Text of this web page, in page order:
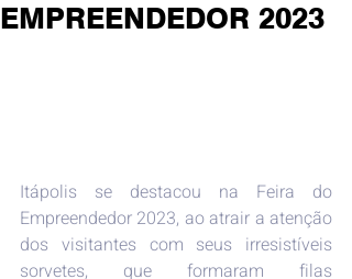
EMPREENDEDOR 2023
Itápolis se destacou na Feira do
Empreendedor 2023, ao atrair a atenção
dos visitantes com seus irresistíveis
sorvetes, que formaram filas